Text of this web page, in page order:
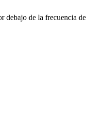
debajo de la frecuencia de